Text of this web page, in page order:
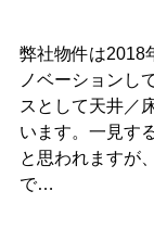
弊社物件は2018
ノベーションし
スとして天井／
います。一見す
と思われますが
で…